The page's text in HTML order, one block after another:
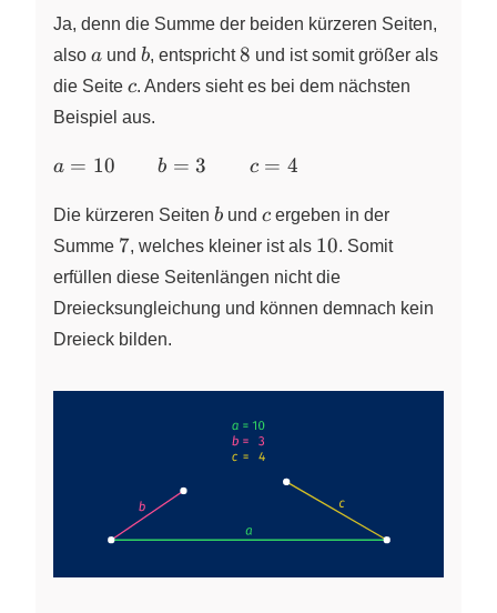
b = 3
\qquad
c = 7
Ja, denn die Summe der beiden kürzeren Seiten,
also a
a und b
b, entspricht8
8 und ist somit größer als
die Seite c
c. Anders sieht es bei dem nächsten
Beispiel aus.
a = 10
b = 3
\qquad
c = 4
a = 10 b = 3 c = 4
Die kürzeren Seiten b
b und c
c ergeben in der
Summe 7
7, welches kleiner ist als 10
10. Somit
erfüllen diese Seitenlängen nicht die
Dreiecksungleichung und können demnach kein
Dreieck bilden.